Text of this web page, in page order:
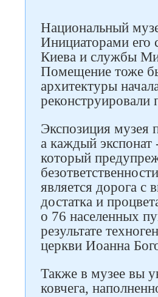
Национальный
Инициаторами его
Киева и службы
Помещение тоже
архитектуры
Экспозиция музея
а каждый экспонат
который
является дорога с
достатка и
о 76 населенных
результате
церкви Иоанна
Также в музее вы
ковчега,
Следите за нами